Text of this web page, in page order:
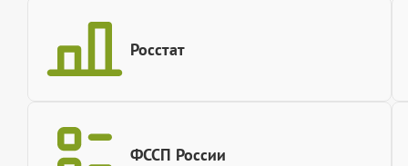
Росстат
ФССП России